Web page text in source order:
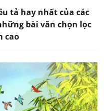
tả hay nhất của các
bài văn chọn lọc
cao